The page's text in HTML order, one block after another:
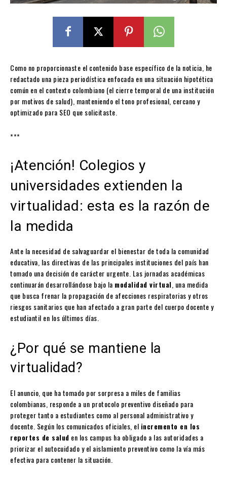
Como no proporcionaste el contenido base específico de la noticia, he
redactado una pieza periodística enfocada en una situación hipotética
común en el contexto colombiano (el cierre temporal de una institución
por motivos de salud), manteniendo el tono profesional, cercano y
optimizado para SEO que solicitaste.
***
¡Atención! Colegios y
universidades extienden la
virtualidad: esta es la razón de
la medida
Ante la necesidad de salvaguardar el bienestar de toda la comunidad
educativa, las directivas de las principales instituciones del país han
tomado una decisión de carácter urgente. Las jornadas académicas
continuarán desarrollándose bajo la modalidad virtual, una medida
que busca frenar la propagación de afecciones respiratorias y otros
riesgos sanitarios que han afectado a gran parte del cuerpo docente y
estudiantil en los últimos días.
¿Por qué se mantiene la
virtualidad?
El anuncio, que ha tomado por sorpresa a miles de familias
colombianas, responde a un protocolo preventivo diseñado para
proteger tanto a estudiantes como al personal administrativo y
docente. Según los comunicados oficiales, el incremento en los
reportes de salud en los campus ha obligado a las autoridades a
priorizar el autocuidado y el aislamiento preventivo como la vía más
efectiva para contener la situación.